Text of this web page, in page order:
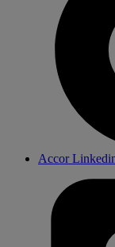
Accor